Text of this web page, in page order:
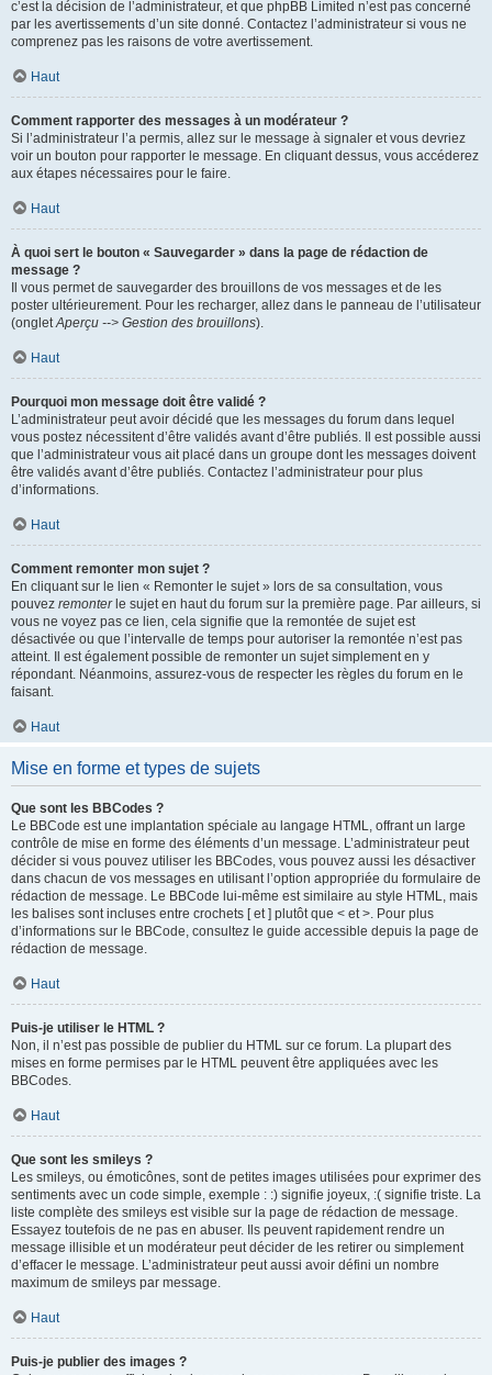
c’est la décision de l’administrateur, et que phpBB Limited n’est pas concerné
par les avertissements d’un site donné. Contactez l’administrateur si vous ne
comprenez pas les raisons de votre avertissement.
Haut
Comment rapporter des messages à un modérateur ?
Si l’administrateur l’a permis, allez sur le message à signaler et vous devriez
voir un bouton pour rapporter le message. En cliquant dessus, vous accéderez
aux étapes nécessaires pour le faire.
Haut
À quoi sert le bouton « Sauvegarder » dans la page de rédaction de
message ?
Il vous permet de sauvegarder des brouillons de vos messages et de les
poster ultérieurement. Pour les recharger, allez dans le panneau de l’utilisateur
(ongletAperçu --> Gestion des brouillons).
Haut
Pourquoi mon message doit être validé ?
L’administrateur peut avoir décidé que les messages du forum dans lequel
vous postez nécessitent d’être validés avant d’être publiés. Il est possible aussi
que l’administrateur vous ait placé dans un groupe dont les messages doivent
être validés avant d’être publiés. Contactez l’administrateur pour plus
d’informations.
Haut
Comment remonter mon sujet ?
En cliquant sur le lien « Remonter le sujet » lors de sa consultation, vous
pouvez remonterle sujet en haut du forum sur la première page. Par ailleurs, si
vous ne voyez pas ce lien, cela signifie que la remontée de sujet est
désactivée ou que l’intervalle de temps pour autoriser la remontée n’est pas
atteint. Il est également possible de remonter un sujet simplement en y
répondant. Néanmoins, assurez-vous de respecter les règles du forum en le
faisant.
Haut
Mise en forme et types de sujets
Que sont les BBCodes ?
Le BBCode est une implantation spéciale au langage HTML, offrant un large
contrôle de mise en forme des éléments d’un message. L’administrateur peut
décider si vous pouvez utiliser les BBCodes, vous pouvez aussi les désactiver
dans chacun de vos messages en utilisant l’option appropriée du formulaire de
rédaction de message. Le BBCode lui-même est similaire au style HTML, mais
les balises sont incluses entre crochets [ et ] plutôt que < et >. Pour plus
d’informations sur le BBCode, consultez le guide accessible depuis la page de
rédaction de message.
Haut
Puis-je utiliser le HTML ?
Non, il n’est pas possible de publier du HTML sur ce forum. La plupart des
mises en forme permises par le HTML peuvent être appliquées avec les
BBCodes.
Haut
Que sont les smileys ?
Les smileys, ou émoticônes, sont de petites images utilisées pour exprimer des
sentiments avec un code simple, exemple : :) signifie joyeux, :( signifie triste. La
liste complète des smileys est visible sur la page de rédaction de message.
Essayez toutefois de ne pas en abuser. Ils peuvent rapidement rendre un
message illisible et un modérateur peut décider de les retirer ou simplement
d’effacer le message. L’administrateur peut aussi avoir défini un nombre
maximum de smileys par message.
Haut
Puis-je publier des images ?